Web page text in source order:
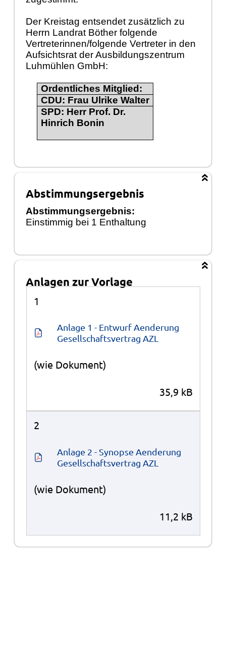
Der Kreistag entsendet zusätzlich zu
Herrn Landrat Böther folgende
Vertreterinnen/folgende Vertreter in den
Aufsichtsrat der Ausbildungszentrum
Luhmühlen GmbH:
Ordentliches Mitglied:
CDU: Frau Ulrike Walter
SPD: Herr Prof. Dr.
Hinrich Bonin
Abstimmungsergebnis
Abstimmungsergebnis:
Einstimmig bei 1 Enthaltung
Anlagen zur Vorlage
1
Anlage 1 - Entwurf Aenderung
Gesellschaftsvertrag AZL
(wie Dokument)
35,9 kB
2
Anlage 2 - Synopse Aenderung
Gesellschaftsvertrag AZL
(wie Dokument)
11,2 kB